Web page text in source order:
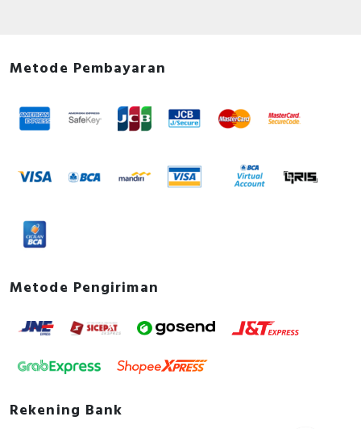
Metode Pembayaran
Metode Pengiriman
Rekening Bank